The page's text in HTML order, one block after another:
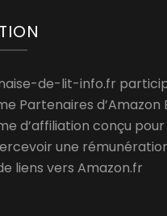
de-lit-info.fr
Partenaires d’Amazon
d’affiliation conçu
une
liens vers Amazon.fr